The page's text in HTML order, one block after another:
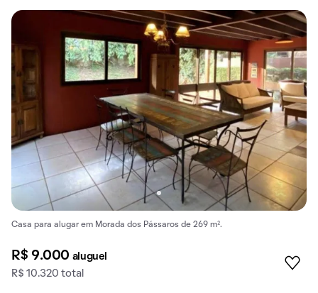
Casa para alugar em Morada dos Pássaros de 269 m².
R$ 9.000 aluguel
R$ 10.320 total